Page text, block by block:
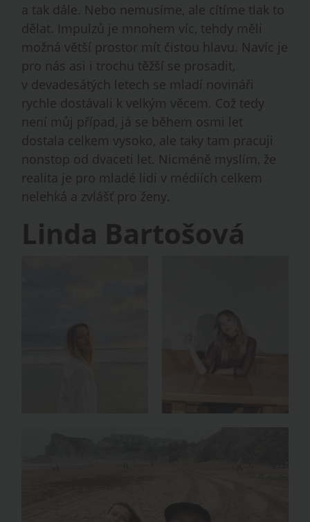
a tak dále. Nebo nemusíme, ale cítíme tlak to
dělat. Impulzů je mnohem víc, tehdy měli
možná větší prostor mít čistou hlavu. Navíc je
pro nás asi i trochu těžší se prosadit,
v devadesátých letech se mladí novináři
rychle dostávali k velkým věcem. Což tedy
není můj případ, já se během osmi let
dostala celkem vysoko, ale taky tam pracuji
nonstop od dvaceti let. Nicméně myslím, že
realita je pro mladé lidi v médiích celkem
nelehká a zvlášť pro ženy.
Linda Bartošová